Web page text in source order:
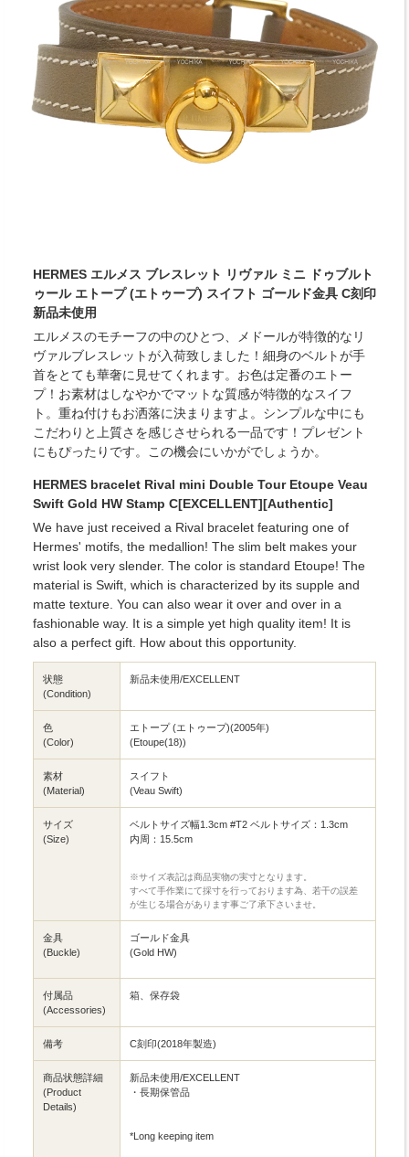
HERMES エルメス ブレスレット リヴァル ミニ ドゥブルト
ゥール エトープ (エトゥープ) スイフト ゴールド金具 C刻印
新品未使用
エルメスのモチーフの中のひとつ、メドールが特徴的なリ
ヴァルブレスレットが入荷致しました！細身のベルトが手
首をとても華奢に見せてくれます。お色は定番のエトー
プ！お素材はしなやかでマットな質感が特徴的なスイフ
ト。重ね付けもお洒落に決まりますよ。シンプルな中にも
こだわりと上質さを感じさせられる一品です！プレゼント
にもぴったりです。この機会にいかがでしょうか。
HERMES bracelet Rival mini Double Tour Etoupe Veau
Swift Gold HW Stamp C[EXCELLENT][Authentic]
We have just received a Rival bracelet featuring one of
Hermes' motifs, the medallion! The slim belt makes your
wrist look very slender. The color is standard Etoupe! The
material is Swift, which is characterized by its supple and
matte texture. You can also wear it over and over in a
fashionable way. It is a simple yet high quality item! It is
also a perfect gift. How about this opportunity.
状態
(Condition)
新品未使用/EXCELLENT
色
(Color)
エトープ (エトゥープ)(2005年)
(Etoupe(18))
素材
(Material)
スイフト
(Veau Swift)
サイズ
(Size)
ベルトサイズ幅1.3cm #T2 ベルトサイズ：1.3cm
内周：15.5cm
※サイズ表記は商品実物の実寸となります。
すべて手作業にて採寸を行っております為、若干の誤差
が生じる場合があります事ご了承下さいませ。
金具
(Buckle)
ゴールド金具
(Gold HW)
付属品
(Accessories)
箱、保存袋
備考 C刻印(2018年製造)
商品状態詳細
(Product
Details)
新品未使用/EXCELLENT
・長期保管品
*Long keeping item